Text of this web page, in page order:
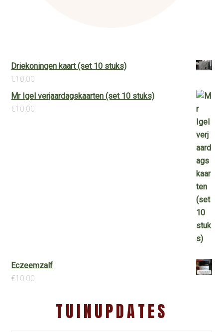
Driekoningen kaart (set 10 stuks)
€10.00
Mr Igel verjaardagskaarten (set 10 stuks)
€10.00
Eczeemzalf
€10.00
TUINUPDATES